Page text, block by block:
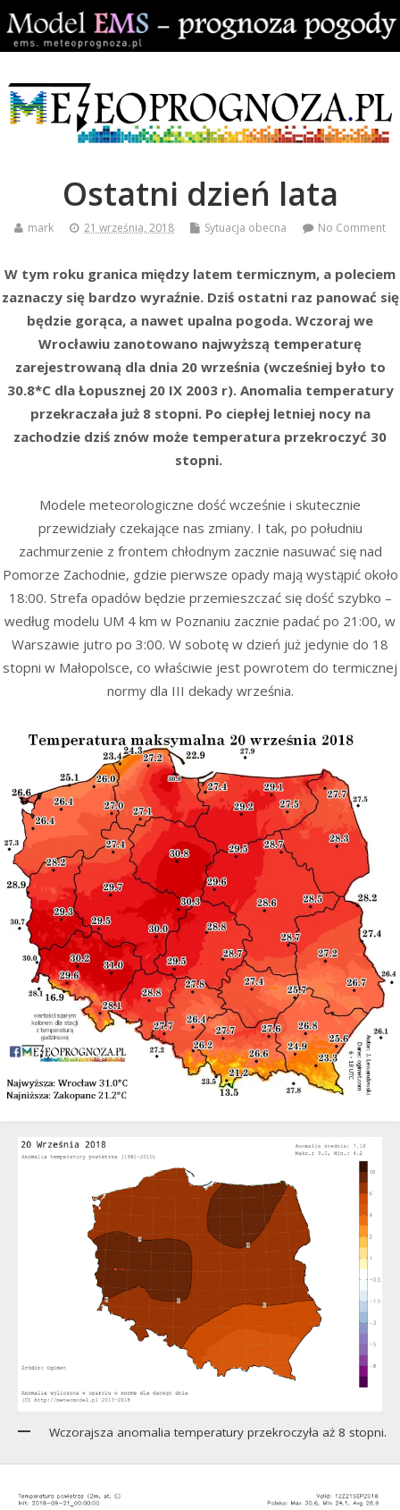
Ostatni dzień lata
mark 21 września, 2018 Sytuacja obecna No Comment
W tym roku granica między latem termicznym, a poleciem
zaznaczy się bardzo wyraźnie. Dziś ostatni raz panować się
będzie gorąca, a nawet upalna pogoda. Wczoraj we
Wrocławiu zanotowano najwyższą temperaturę
zarejestrowaną dla dnia 20 września (wcześniej było to
30.8*C dla Łopusznej 20 IX 2003 r). Anomalia temperatury
przekraczała już 8 stopni. Po ciepłej letniej nocy na
zachodzie dziś znów może temperatura przekroczyć 30
stopni.
Modele meteorologiczne dość wcześnie i skutecznie
przewidziały czekające nas zmiany. I tak, po południu
zachmurzenie z frontem chłodnym zacznie nasuwać się nad
Pomorze Zachodnie, gdzie pierwsze opady mają wystąpić około
18:00. Strefa opadów będzie przemieszczać się dość szybko –
według modelu UM 4 km w Poznaniu zacznie padać po 21:00, w
Warszawie jutro po 3:00. W sobotę w dzień już jedynie do 18
stopni w Małopolsce, co właściwie jest powrotem do termicznej
normy dla III dekady września.
Wczorajsza anomalia temperatury przekroczyła aż 8 stopni.